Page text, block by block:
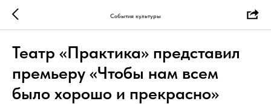
События культуры
Театр «Практика» представил
премьеру «Чтобы нам всем
было хорошо и прекрасно»